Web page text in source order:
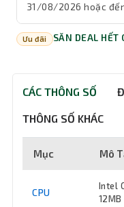
31/08/2026 hoặc
Ưu đãi SĂN DEAL HẾT
CÁC THÔNG SỐ
THÔNG SỐ KHÁC
Mục Mô
CPU
Intel
12MB